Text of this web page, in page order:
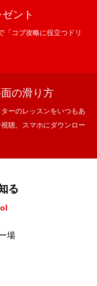
ント
「コブ攻略に役立つドリ
の滑り方
ーのレッスンをいつもあ
聴、スマホにダウンロー
る
場